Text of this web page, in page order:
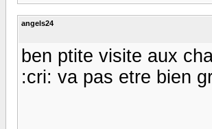
angels24
ben ptite visite aux
:cri: va pas etre bien